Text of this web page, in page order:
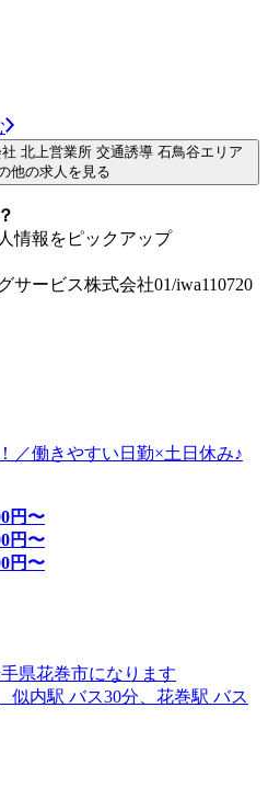
北上営業所 交通誘導 石鳥谷エリア
他の求人を見る
情報をピックアップ
サービス株式会社01/iwa110720
／働きやすい日勤×土日休み♪
円〜
円〜
円〜
県花巻市になります
似内駅 バス30分、花巻駅 バス